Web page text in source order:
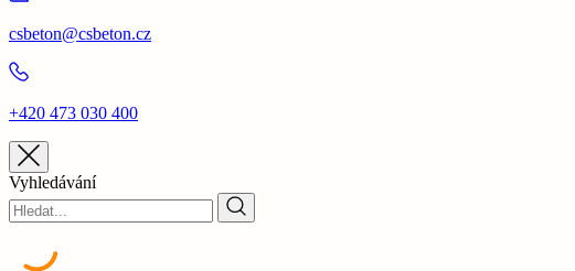
csbeton@csbeton.cz
+420 473 030 400
Vyhledávání